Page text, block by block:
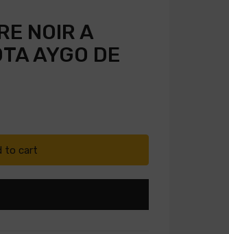
NOIR A
AYGO DE
to cart